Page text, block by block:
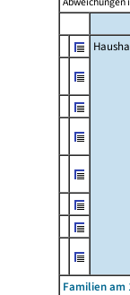
Familien am